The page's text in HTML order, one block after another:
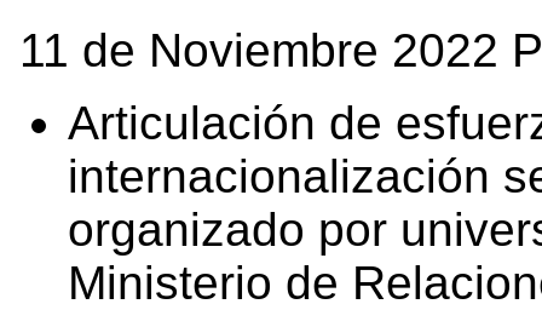
11 de Noviembre 2022
Articulación de
internacionalización
organizado por
Ministerio de